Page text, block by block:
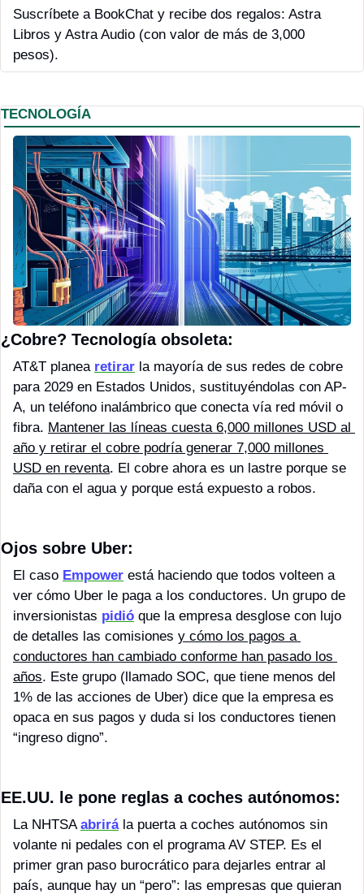
Suscríbete a BookChat y recibe dos regalos: Astra
Libros y Astra Audio (con valor de más de 3,000
pesos).
TECNOLOGÍA
¿Cobre? Tecnología obsoleta:
AT&T planea retirar la mayoría de sus redes de cobre
para 2029 en Estados Unidos, sustituyéndolas con AP-
A, un teléfono inalámbrico que conecta vía red móvil o
fibra. Mantener las líneas cuesta 6,000 millones USD al
año y retirar el cobre podría generar 7,000 millones
USD en reventa. El cobre ahora es un lastre porque se
daña con el agua y porque está expuesto a robos.
Ojos sobre Uber:
El caso Empower está haciendo que todos volteen a
ver cómo Uber le paga a los conductores. Un grupo de
inversionistas pidió que la empresa desglose con lujo
de detalles las comisiones y cómo los pagos a
conductores han cambiado conforme han pasado los
años. Este grupo (llamado SOC, que tiene menos del
1% de las acciones de Uber) dice que la empresa es
opaca en sus pagos y duda si los conductores tienen
“ingreso digno”.
EE.UU. le pone reglas a coches autónomos:
La NHTSA abrirá la puerta a coches autónomos sin
volante ni pedales con el programa AV STEP. Es el
primer gran paso burocrático para dejarles entrar al
país, aunque hay un “pero”: las empresas que quieran